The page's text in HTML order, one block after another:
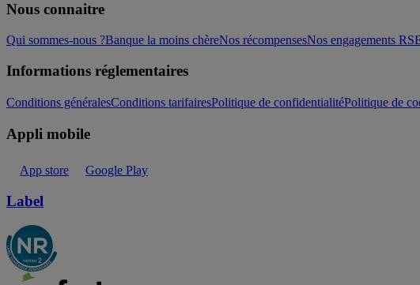
Nous connaitre
Qui sommes-nous ?Banque la moins chèreNos récompensesNos engagements
Informations réglementaires
Conditions généralesConditions tarifairesPolitique de confidentialitéPolitique de
Appli mobile
App store Google Play
Label